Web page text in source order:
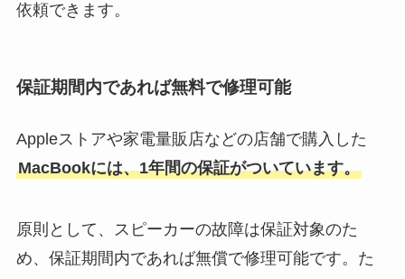
依頼できます。
保証期間内であれば無料で修理可能
Appleストアや家電量販店などの店舗で購入した
MacBookには、1年間の保証がついています。
原則として、スピーカーの故障は保証対象のた
め、保証期間内であれば無償で修理可能です。た